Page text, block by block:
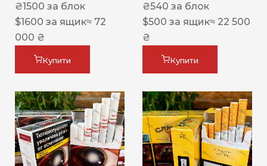
₴1500 за блок
$1600 за ящик≈ 72
000 ₴
Купити
₴540 за блок
$500 за ящик≈ 22 500
₴
Купити